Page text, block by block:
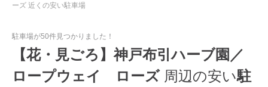
ーズ 近くの安い駐車場
駐車場が50件見つかりました！
【花・見ごろ】神戸布引ハーブ園／
ロープウェイ ローズ周辺の安い駐